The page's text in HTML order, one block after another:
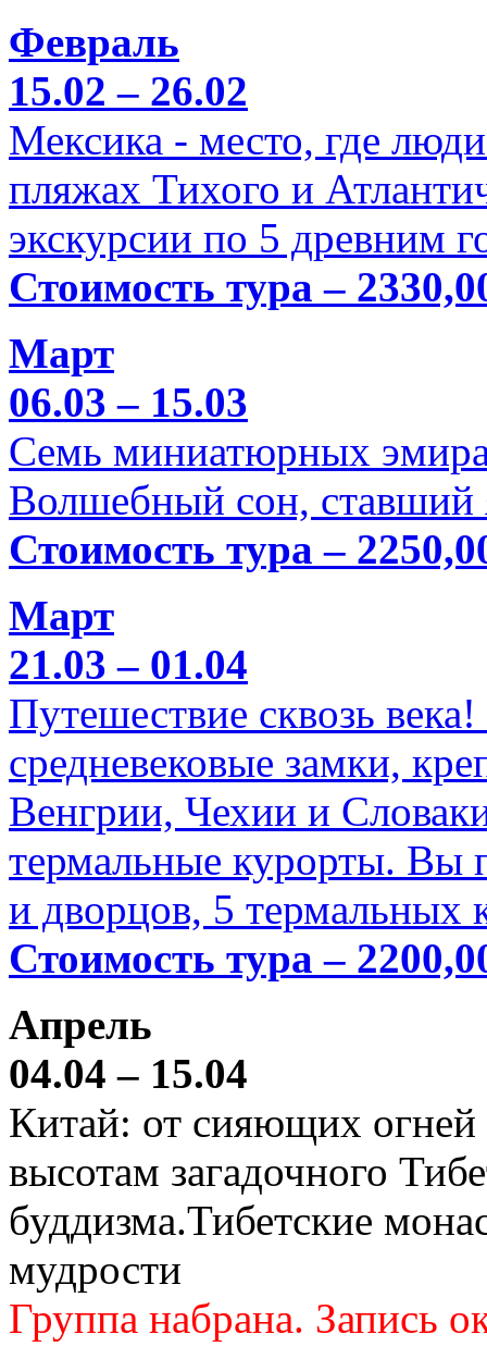
Февраль
15.02 – 26.02
Мексика - место, где
пляжах Тихого и
экскурсии по 5 древним
Стоимость тура –
Март
06.03 – 15.03
Семь миниатюрных
Волшебный сон, ставший
Стоимость тура –
Март
21.03 – 01.04
Путешествие сквозь
средневековые замки,
Венгрии, Чехии и
термальные курорты. Вы
и дворцов, 5 термальных
Стоимость тура –
Апрель
04.04 – 15.04
Китай: от сияющих
высотам загадочного
буддизма.Тибетские
мудрости
Группа набрана. Запись